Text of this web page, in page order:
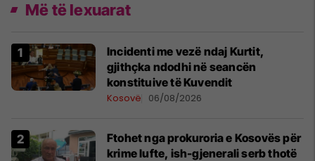
Më të lexuarat
Incidenti me vezë ndaj Kurtit,
gjithçka ndodhi në seancën
konstituive të Kuvendit
Kosovë 06/08/2026
Ftohet nga prokuroria e Kosovës për
krime lufte, ish-gjenerali serb thotë